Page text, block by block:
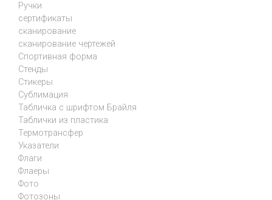
Ручки
сертификаты
сканирование
сканирование чертежей
Спортивная форма
Стенды
Стикеры
Сублимация
Табличка с шрифтом Брайля
Таблички из пластика
Термотрансфер
Указатели
Флаги
Флаеры
Фото
Фотозоны